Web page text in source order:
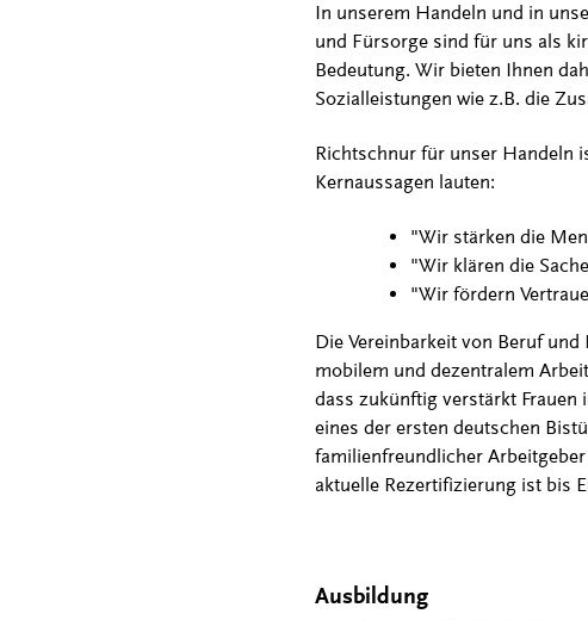
In unserem Handeln und in
und Fürsorge sind für uns als
Bedeutung. Wir bieten Ihnen
Sozialleistungen wie z.B. die
Richtschnur für unser Handeln
Kernaussagen lauten:
"Wir stärken die
"Wir klären die
"Wir fördern
Die Vereinbarkeit von Beruf
mobilem und dezentralem
dass zukünftig verstärkt Frauen
eines der ersten deutschen
familienfreundlicher
aktuelle Rezertifizierung ist bis
Ausbildung